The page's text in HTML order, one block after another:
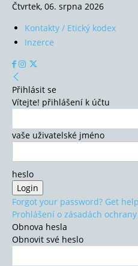
Čtvrtek, 06. srpna 2026
Kontakty / Etický kodex
Inzerce
Přihlásit se
Vítejte! přihlášení k účtu
vaše uživatelské jméno
heslo
Forgot your password? Get help
Prohlášení o zásadách
Obnova hesla
Obnovit své heslo